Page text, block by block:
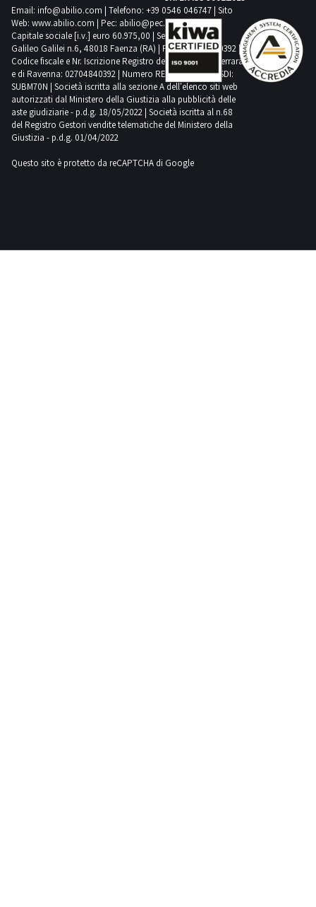
Email: info@abilio.com | Telefono: +39 0546 046747 | Sito
Web: www.abilio.com | Pec: abilio@pec.illimity.com
Capitale sociale [i.v.] euro 60.975,00 | Sede legale in Via
Galileo Galilei n.6, 48018 Faenza (RA) | P.IVA: 02704840392 |
Codice fiscale e Nr. Iscrizione Registro delle Imprese di Ferrara
e di Ravenna: 02704840392 | Numero REA RA 224830 | SDI:
SUBM70N | Società iscritta alla sezione A dell'elenco siti web
autorizzati dal Ministero della Giustizia alla pubblicità delle
aste giudiziarie - p.d.g. 18/05/2022 | Società iscritta al n.68
del Registro Gestori vendite telematiche del Ministero della
Giustizia - p.d.g. 01/04/2022
Questo sito è protetto da reCAPTCHA di Google